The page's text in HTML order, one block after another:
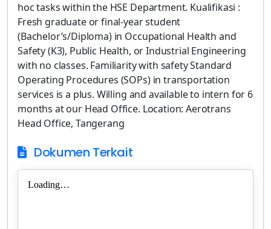
hoc tasks within the HSE Department. Kualifikasi :
Fresh graduate or final-year student
(Bachelor’s/Diploma) in Occupational Health and
Safety (K3), Public Health, or Industrial Engineering
with no classes. Familiarity with safety Standard
Operating Procedures (SOPs) in transportation
services is a plus. Willing and available to intern for 6
months at our Head Office. Location: Aerotrans
Head Office, Tangerang
Dokumen Terkait